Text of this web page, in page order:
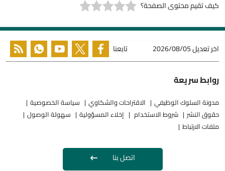
كيف تقيم محتوى الصفحة؟
اخر تعديل2026/08/05 تابعنا
روابط سريعة
مدونة السلوك الوظيفي الاقتراحات والشكاوي
سياسة الخصوصية
حقوق النشر
شروط الاستخدام إخلاء المسؤولية
سهولة الوصول
ملفات الارتباط
اتصل بنا